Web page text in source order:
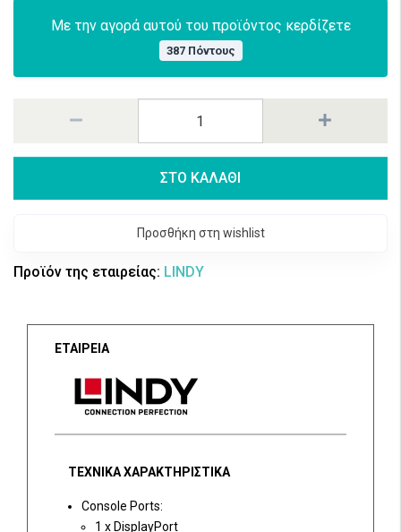
Με την αγορά αυτού του προϊόντος κερδίζετε
387 Πόντους
ΣΤΟ ΚΑΛΑΘΙ
Προσθήκη στη wishlist
Προϊόν της εταιρείας: LINDY
ΕΤΑΙΡΕΙΑ
ΤΕΧΝΙΚΑ ΧΑΡΑΚΤΗΡΙΣΤΙΚΑ
Console Ports:
1 x DisplayPort